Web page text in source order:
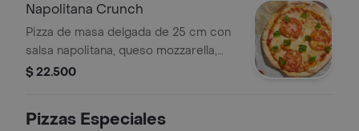
Napolitana Crunch
Pizza de masa delgada de 25 cm con
salsa napolitana, queso mozzarella,
tomate en rodajas y albahaca.
$ 22.500
Pizzas Especiales